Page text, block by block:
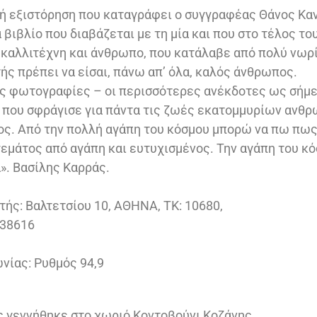
εξιστόρηση που καταγράφει ο συγγραφέας Θάνος
που διαβάζεται με τη μία και που στο τέλος
και άνθρωπο, που κατάλαβε από πολύ
πρέπει να είσαι, πάνω απ’ όλα, καλός άνθρωπος.
φωτογραφίες – οι περισσότερες ανέκδοτες ως
σφράγισε για πάντα τις ζωές εκατομμυρίων
Από την πολλή αγάπη του κόσμου μπορώ να πω
από αγάπη και ευτυχισμένος. Την αγάπη του
Βασίλης Καρράς.
Βαλτετσίου 10, ΑΘΗΝΑ, ΤΚ: 10680,
Ρυθμός 94,9